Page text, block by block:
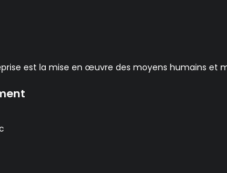
est la mise en œuvre des moyens humains et